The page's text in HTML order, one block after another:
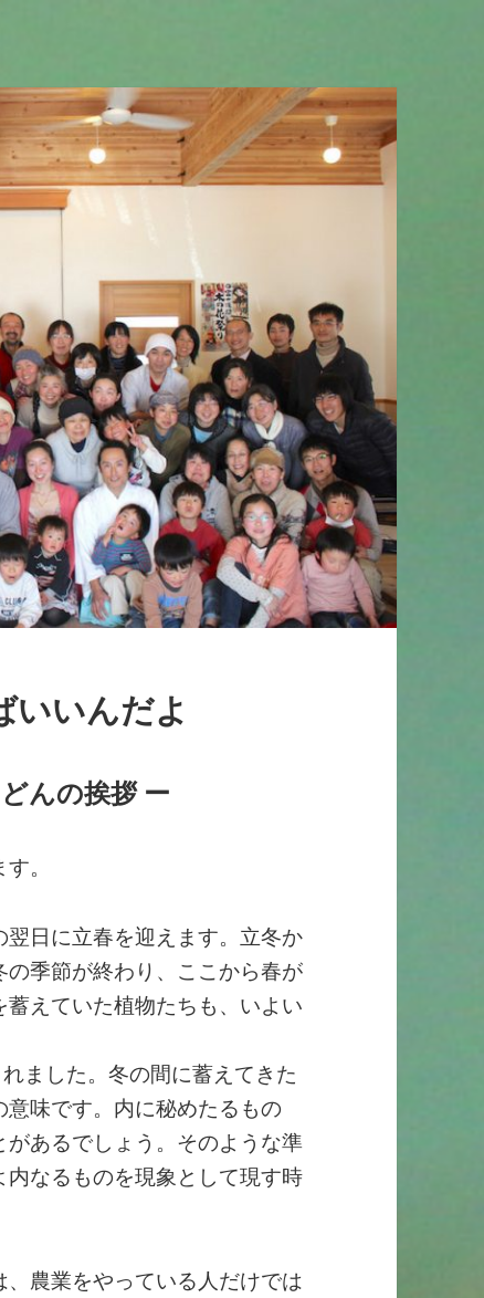
いいんだよ
んの挨拶 ー
。
日に立春を迎えます。立冬か
季節が終わり、ここから春が
えていた植物たちも、いよい
ました。冬の間に蓄えてきた
味です。内に秘めたるもの
あるでしょう。そのような準
なるものを現象として現す時
農業をやっている人だけでは